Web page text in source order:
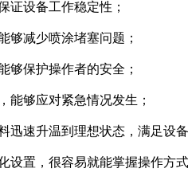
设备工作稳定性；
减少喷涂堵塞问题；
保护操作者的安全；
够应对紧急情况发生；
速升温到理想状态，满足设备
置，很容易就能掌握操作方式